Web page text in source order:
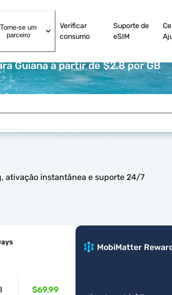
Torne-se um
parceiro
Verificar
consumo
Suporte de
eSIM
Guiana a partir de $2.8 por GB
ativação instantânea e suporte 24/7
$69.99
MobiMatter